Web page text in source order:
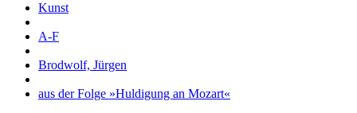
Kunst
A-F
Brodwolf, Jürgen
aus der Folge »Huldigung an Mozart«